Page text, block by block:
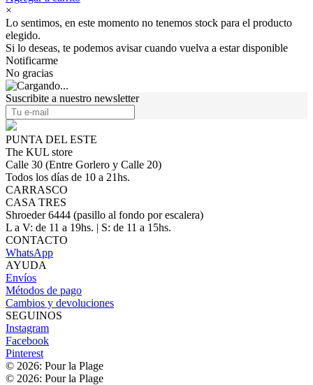
×
Lo sentimos, en este momento no tenemos stock para el producto
elegido.
Si lo deseas, te podemos avisar cuando vuelva a estar disponible
Notificarme
No gracias
Suscribite a nuestro newsletter
PUNTA DEL ESTE
The KUL store
Calle 30 (Entre Gorlero y Calle 20)
Todos los días de 10 a 21hs.
CARRASCO
CASA TRES
Shroeder 6444 (pasillo al fondo por escalera)
L a V: de 11 a 19hs. | S: de 11 a 15hs.
CONTACTO
WhatsApp
AYUDA
Envíos
Métodos de pago
Cambios y devoluciones
SEGUINOS
Instagram
Facebook
Pinterest
© 2026: Pour la Plage
© 2026: Pour la Plage